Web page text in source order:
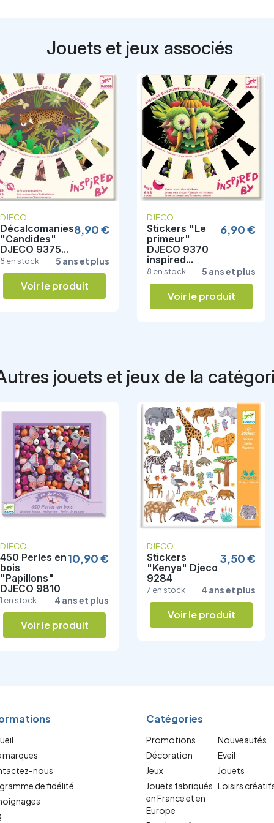
Jouets et jeux associés
DJECO
Stickers "Le
primeur"
DJECO 9370
inspired...
8 en stock
6,90 €
5 ans et plus
Voir le produit
DJECO
Cartes à
gratter "Le
Sud" DJECO
9378...
8 en stock
6,90 €
5 ans et plus
Voir le produit
jouets et jeux de la
DJECO
Stickers
"Kenya" Djeco
9284
7 en stock
3,50 €
Voir le produit
SEPP JEUX
IOTOBO Boîte
de voyage 5+
"Toucan" jeu
de...
0 en stock
9,40 €
5 ans et plus
Voir le produit
Rupture de stock
de fidélité
nous
marques
Catégories
Promotions
Nouveautés
Décoration
Eveil
Jeux
Jouets
Jouets fabriqués
en France et en
Europe
Loisirs